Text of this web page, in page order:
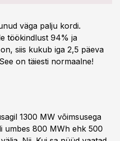
väga palju kordi.
töökindlust 94% ja
siis kukub iga 2,5 päeva
on täiesti normaalne!
1300 MW võimsusega
umbes 800 MWh ehk 500